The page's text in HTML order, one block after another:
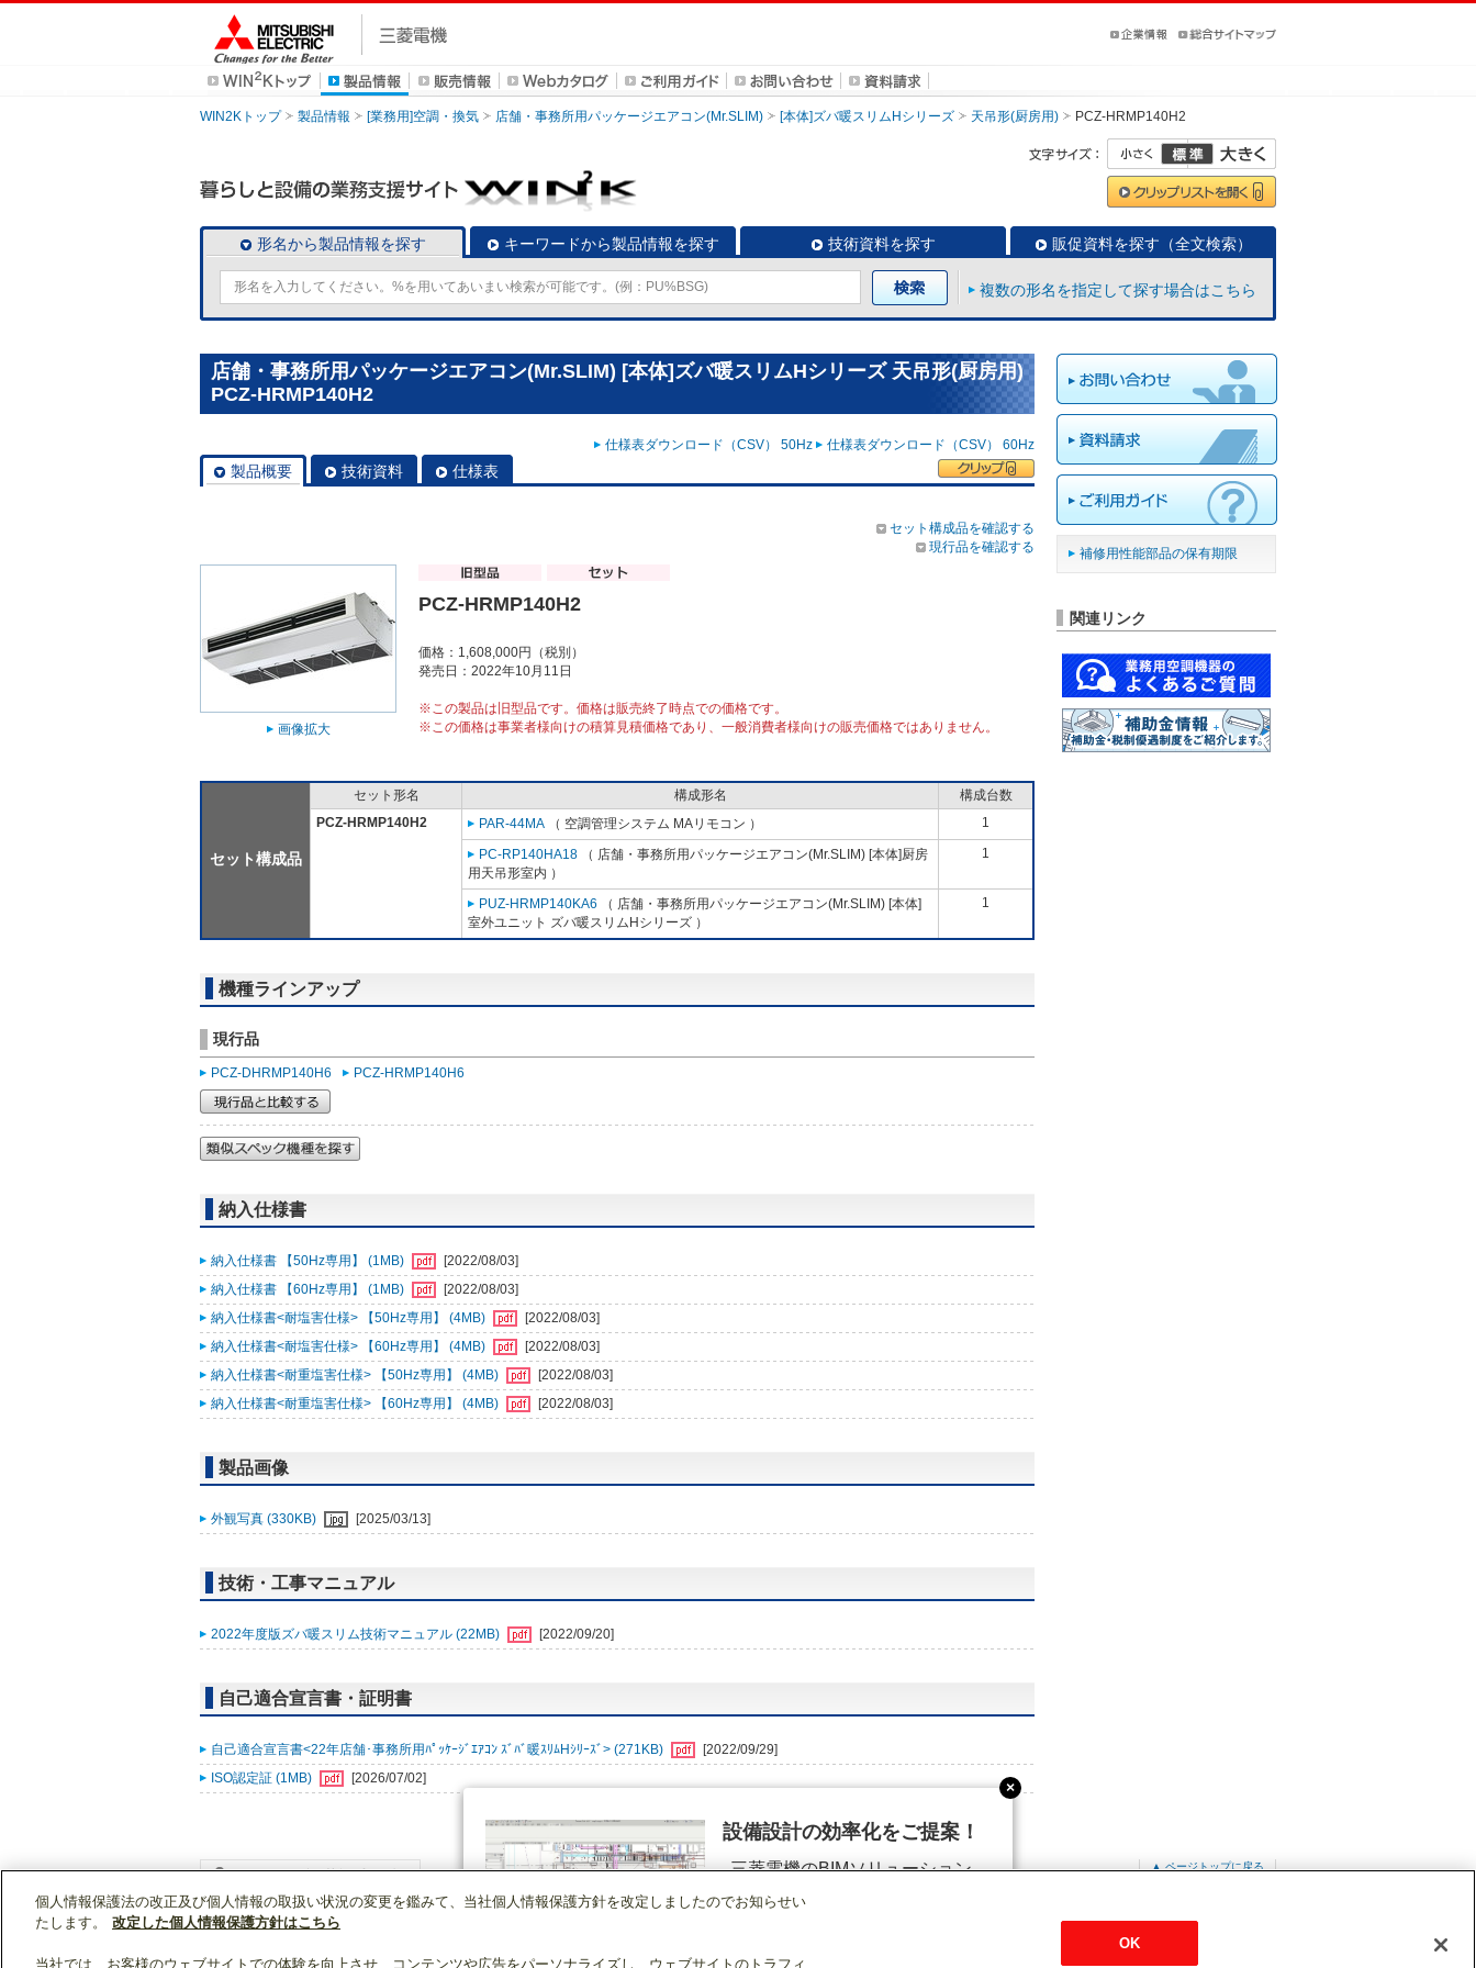
WIN2Kトップ 製品情報 [業務用]空調・換気 店舗・事務所用パッケージエアコン(Mr.SLIM) [本体]ズバ暖スリムHシリーズ 天吊形(厨房用) PCZ-HRMP140H2
形名から製品情報を探す キーワードから製品情報を探す 技術資料を探す 販促資料を探す（全文検索）
複数の形名を指定して探す場合はこちら
店舗・事務所用パッケージエアコン(Mr.SLIM) [本体]ズバ暖スリムHシリーズ 天吊形(厨房用)
PCZ-HRMP140H2
仕様表ダウンロード（CSV） 50Hz 仕様表ダウンロード（CSV） 60Hz
製品概要 技術資料 仕様表
セット構成品を確認する
現行品を確認する
画像拡大
PCZ-HRMP140H2
価格：1,608,000円（税別）
発売日：2022年10月11日
※この製品は旧型品です。価格は販売終了時点での価格です。
※この価格は事業者様向けの積算見積価格であり、一般消費者様向けの販売価格ではありません。
セット構成品
セット形名 構成形名
構成台数
PCZ-HRMP140H2
PAR-44MA （ 空調管理システム MAリモコン ） 1
PC-RP140HA18 （ 店舗・事務所用パッケージエアコン(Mr.SLIM) [本体]厨房
用天吊形室内 ）
1
PUZ-HRMP140KA6 （ 店舗・事務所用パッケージエアコン(Mr.SLIM) [本体]
室外ユニット ズバ暖スリムHシリーズ ）
1
機種ラインアップ
現行品
PCZ-DHRMP140H6 PCZ-HRMP140H6
納入仕様書
納入仕様書 【50Hz専用】 (1MB)
[2022/08/03]
納入仕様書 【60Hz専用】 (1MB)
[2022/08/03]
納入仕様書<耐塩害仕様> 【50Hz専用】 (4MB)
[2022/08/03]
納入仕様書<耐塩害仕様> 【60Hz専用】 (4MB)
[2022/08/03]
納入仕様書<耐重塩害仕様> 【50Hz専用】 (4MB)
[2022/08/03]
納入仕様書<耐重塩害仕様> 【60Hz専用】 (4MB)
[2022/08/03]
製品画像
外観写真 (330KB) [2025/03/13]
技術・工事マニュアル
2022年度版ズバ暖スリム技術マニュアル (22MB) [2022/09/20]
自己適合宣言書・証明書
自己適合宣言書<22年店舗･事務所用ﾊﾟｯｹｰｼﾞｴｱｺﾝ ｽﾞﾊﾞ暖ｽﾘﾑHｼﾘｰｽﾞ> (271KB)
[2022/09/29]
ISO認定証 (1MB)
[2026/07/02]
補修用性能部品の保有期限
関連リンク
▲ ページトップに戻る
WIN2Kトップ 製品情報 PCZ-HRMP140H2
設備設計の効率化をご提案！
三菱電機のBIMソリューション
（空調.換気.照明）
個人情報保護法の改正及び個人情報の取扱い状況の変更を鑑みて、当社個人情報保護方針を改定しましたのでお知らせい
たします。
改定した個人情報保護方針はこちら
当社では、お客様のウェブサイトでの体験を向上させ、コンテンツや広告をパーソナライズし、ウェブサイトのトラフィ
OK